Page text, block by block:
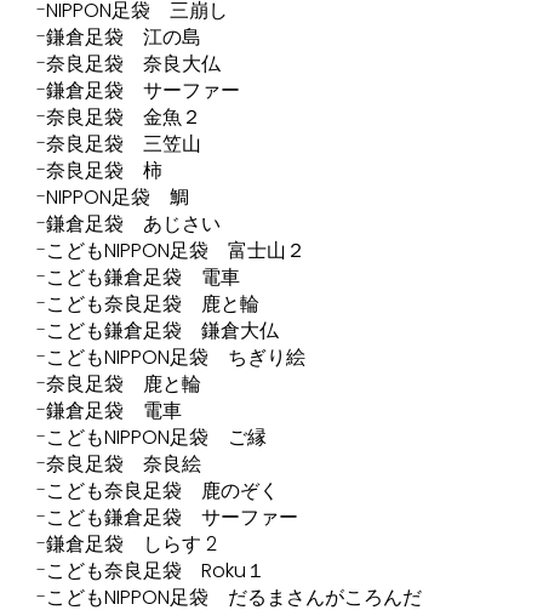
NIPPON足袋 三崩し
鎌倉足袋 江の島
奈良足袋 奈良大仏
鎌倉足袋 サーファー
奈良足袋 金魚２
奈良足袋 三笠山
奈良足袋 柿
NIPPON足袋 鯛
鎌倉足袋 あじさい
こどもNIPPON足袋 富士山２
こども鎌倉足袋 電車
こども奈良足袋 鹿と輪
こども鎌倉足袋 鎌倉大仏
こどもNIPPON足袋 ちぎり絵
奈良足袋 鹿と輪
鎌倉足袋 電車
こどもNIPPON足袋 ご縁
奈良足袋 奈良絵
こども奈良足袋 鹿のぞく
こども鎌倉足袋 サーファー
鎌倉足袋 しらす 2
こども奈良足袋 Roku１
こどもNIPPON足袋 だるまさんがころんだ